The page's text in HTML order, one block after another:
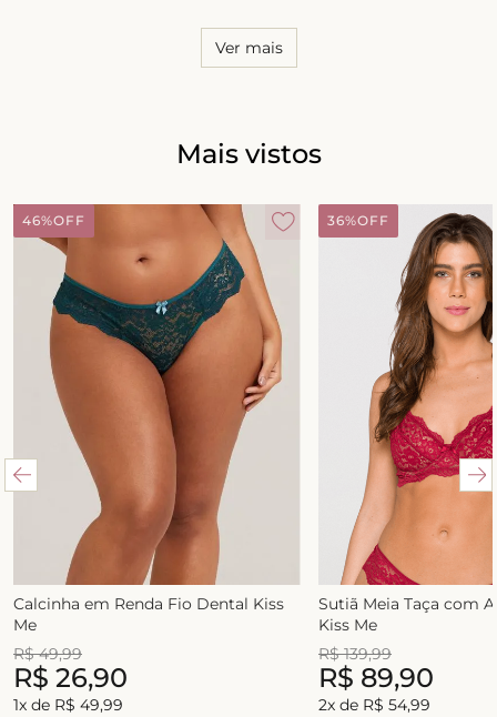
caimento, tanto para as calcinhas quanto para os sutiãs.
Ver mais
Mais vistos
46%OFF
Calcinha em Renda Fio Dental Kiss
Me
R$ 49,99
R$ 26,90
1x de R$ 49,99
36%OFF
Sutiã Meia Taça com
Kiss Me
R$ 139,99
R$ 89,90
2x de R$ 54,99